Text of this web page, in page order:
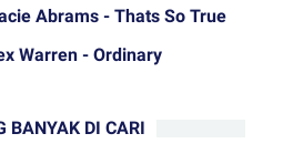
Abrams - Thats So True
Warren - Ordinary
BANYAK DI CARI